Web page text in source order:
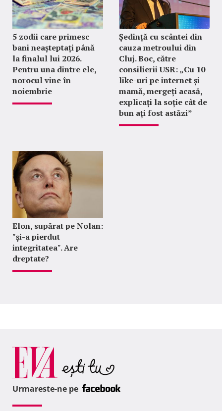
5 zodii care primesc
bani neașteptați până
la finalul lui 2026.
Pentru una dintre ele,
norocul vine în
noiembrie
Ședință cu scântei din
cauza metroului din
Cluj. Boc, către
consilierii USR: „Cu 10
like-uri pe internet și
mamă, mergeți acasă,
explicați la soție cât de
bun ați fost astăzi”
Elon, supărat pe Nolan:
"şi-a pierdut
integritatea". Are
dreptate?
Urmareste-ne pe